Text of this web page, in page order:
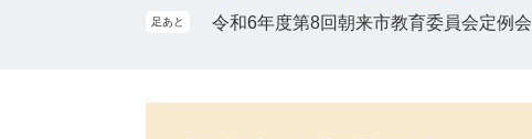
足あと 令和6年度第8回朝来市教育委員会定例会